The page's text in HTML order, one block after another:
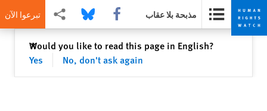
Skip
privacy
Skip
content
مذبحة بلا عقاب Share this via Facebook
Share this via Bluesky
Share this via مشاركةتبرعوا الآن
Would you like to read this page in English?
Yes
No, don't ask again
✕إغلاق